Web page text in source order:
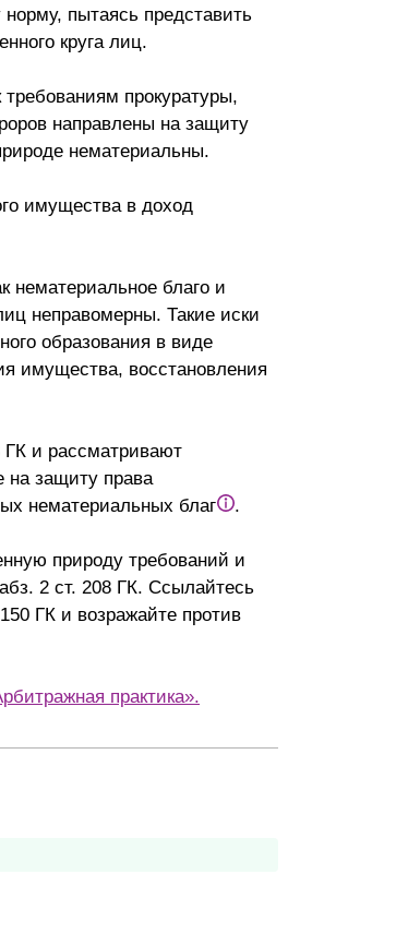
пытаясь представить
круга лиц.
прокуратуры,
направлены на защиту
нематериальны.
имущества в доход
нематериальное благо и
неправомерны. Такие иски
образования в виде
имущества, восстановления
и рассматривают
на защиту права
нематериальных благ
.
природу требований и
2 ст. 208 ГК. Ссылайтесь
ГК и возражайте против
практика».